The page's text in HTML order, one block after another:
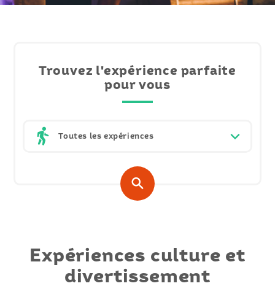
Trouvez l'expérience parfaite
pour vous
Expériences culture et
divertissement